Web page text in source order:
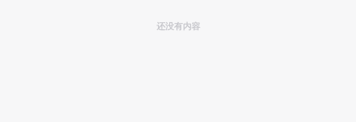
还没有内容